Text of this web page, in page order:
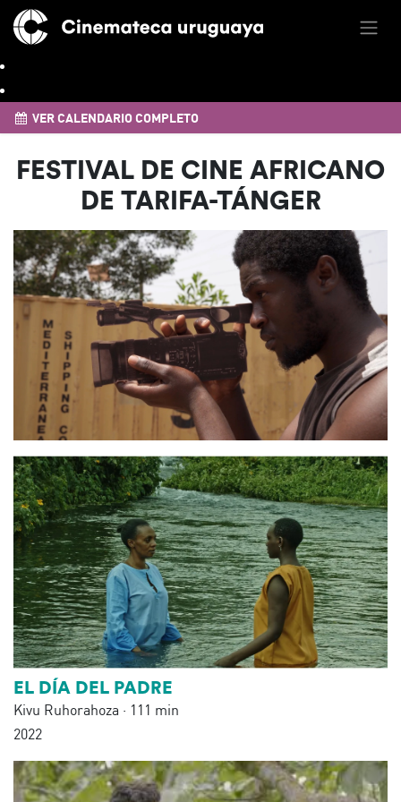
VER CALENDARIO COMPLETO
FESTIVAL DE CINE AFRICANO
DE TARIFA-TÁNGER
EL DÍA DEL PADRE
Kivu Ruhorahoza · 111 min
2022